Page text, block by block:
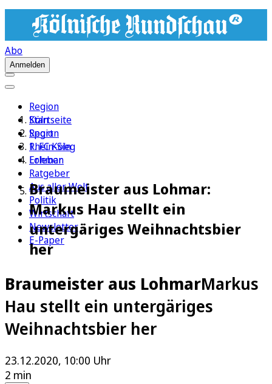
Abo
Anmelden
Region
Köln
Sport
1. FC Köln
Erleben
Ratgeber
Aus aller Welt
Politik
Wirtschaft
Newsletter
E-Paper
Startseite
Region
Rhein-Sieg
Lohmar
Braumeister aus Lohmar:
Markus Hau stellt ein
untergäriges Weihnachtsbier
her
Braumeister aus LohmarMarkus
Hau stellt ein untergäriges
Weihnachtsbier her
23.12.2020, 10:00 Uhr
2 min